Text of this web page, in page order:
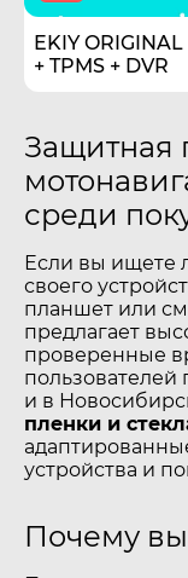
EKIY ORIGINAL
+ TPMS + DVR
Защитная
среди
Если вы ищете
своего
планшет или
предлагает
проверенные
пользователей
и в
пленки и
устройства и
Почему